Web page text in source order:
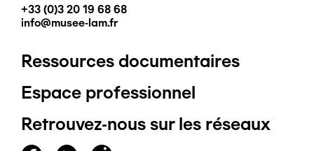
+33 (0)3 20 19 68 68
info@musee-lam.fr
Pied
de
page
Ressources documentaires
Espace professionnel
Retrouvez-nous sur les réseaux